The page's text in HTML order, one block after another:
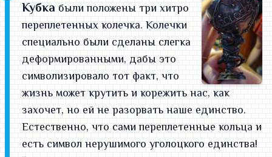
Кубка были положены три хитро
переплетенных колечка. Колечки
специально были сделаны слегка
деформированными, дабы это
символизировало тот факт, что
жизнь может крутить и корежить нас, как
захочет, но ей не разорвать наше единство.
Естественно, что сами переплетенные кольца и
есть символ нерушимого уголоцкого единства!